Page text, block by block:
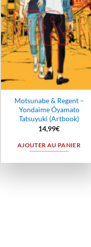
Motsunabe & Regent –
Yondaime Ôyamato
Tatsuyuki (Artbook)
14,99€
AJOUTER AU PANIER